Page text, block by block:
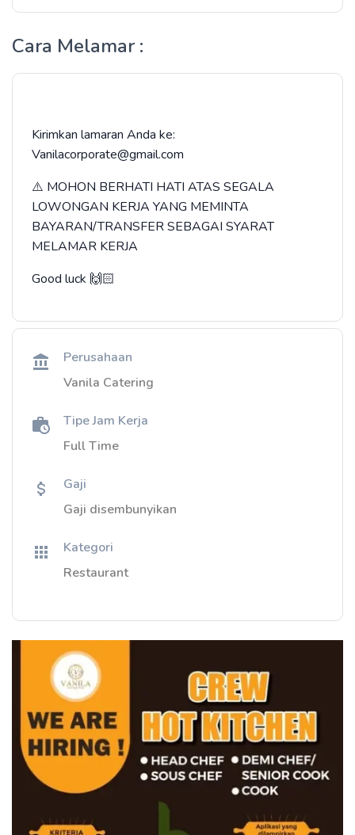
Cara Melamar :
Kirimkan lamaran Anda ke:
Vanilacorporate@gmail.com
⚠️ MOHON BERHATI HATI ATAS SEGALA
LOWONGAN KERJA YANG MEMINTA
BAYARAN/TRANSFER SEBAGAI SYARAT
MELAMAR KERJA
Good luck 🙌🏻
Perusahaan
Vanila Catering
Tipe Jam Kerja
Full Time
Gaji
Gaji disembunyikan
Kategori
Restaurant